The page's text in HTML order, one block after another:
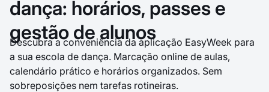
dança: horários, passes e
gestão de alunos
Descubra a conveniência da aplicação EasyWeek para
a sua escola de dança. Marcação online de aulas,
calendário prático e horários organizados. Sem
sobreposições nem tarefas rotineiras.